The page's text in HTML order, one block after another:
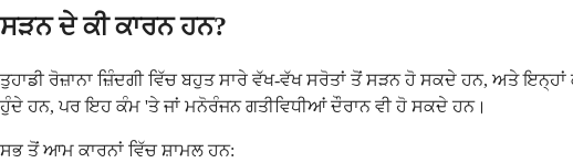
ਸੜਨ ਦੇ ਕੀ ਕਾਰਨ ਹਨ?
ਤੁਹਾਡੀ ਰੋਜ਼ਾਨਾ ਜ਼ਿੰਦਗੀ ਵਿੱਚ ਬਹੁਤ ਸਾਰੇ ਵੱਖ-ਵੱਖ ਸਰੋਤਾਂ ਤੋਂ ਸੜਨ ਹੋ ਸਕਦੇ ਹਨ, ਅਤੇ
ਹੁੰਦੇ ਹਨ, ਪਰ ਇਹ ਕੰਮ 'ਤੇ ਜਾਂ ਮਨੋਰੰਜਨ ਗਤੀਵਿਧੀਆਂ ਦੌਰਾਨ ਵੀ ਹੋ ਸਕਦੇ ਹਨ।
ਸਭ ਤੋਂ ਆਮ ਕਾਰਨਾਂ ਵਿੱਚ ਸ਼ਾਮਲ ਹਨ: